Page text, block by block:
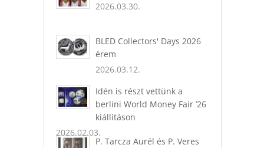
2026.03.30.
BLED Collectors' Days 2026
érem
2026.03.12.
Idén is részt vettünk a
berlini World Money Fair ’26
kiállításon
2026.02.03.
P. Tarcza Aurél és P. Veres